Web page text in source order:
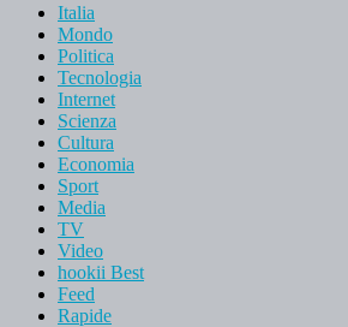
Italia
Mondo
Politica
Tecnologia
Internet
Scienza
Cultura
Economia
Sport
Media
TV
Video
hookii Best
Feed
Rapide